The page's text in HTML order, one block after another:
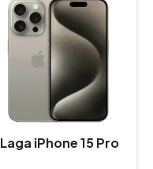
Laga iPhone 15 Pro